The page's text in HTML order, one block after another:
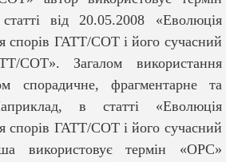
від 20.05.2008 «Еволюція
спорів ГАТТ/СОТ і його сучасний
СОТ». Загалом використання
спорадичне, фрагментарне та
в статті «Еволюція
спорів ГАТТ/СОТ і його сучасний
використовує термін «ОРС»